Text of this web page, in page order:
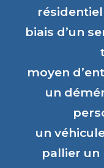
biais d’un
moyen
un
un
pallier un